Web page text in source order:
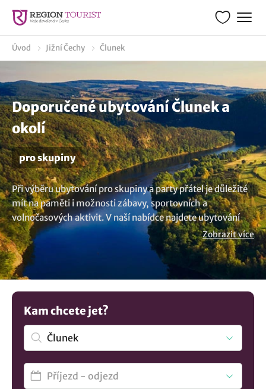
Úvod Jižní Čechy Člunek
Doporučené ubytování Člunek a
okolí
pro skupiny
Při výběru ubytování pro skupiny a party přátel je důležité
mít na paměti i možnosti zábavy, sportovních a
volnočasových aktivit. V naší nabídce najdete ubytování
pro 15, 20, 30, 40, 50, 80, 100 a samozřejmě i více osob v
okolí obce Člunek. Nezáleží na tom, zda plánujete firemní
akci, teambuilding, oslavu, párty nebo jste prostě skupina
přátel, která si chce užít společně příjemné chvíle. Máme
pro vás připravený velký výběr. Máte jinou představu?
Podívejte se na více tipů na
Zobrazit více
Kam chcete jet?